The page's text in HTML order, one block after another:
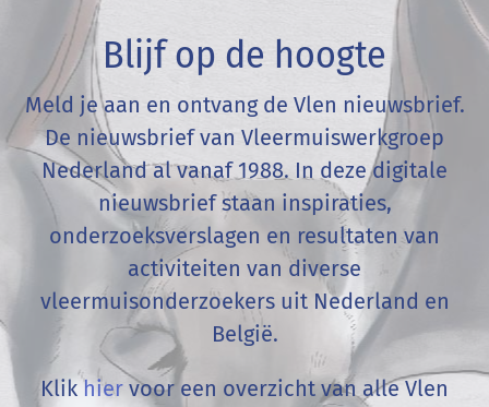
Blijf op de hoogte
Meld je aan en ontvang de Vlen nieuwsbrief.
De nieuwsbrief van Vleermuiswerkgroep
Nederland al vanaf 1988. In deze digitale
nieuwsbrief staan inspiraties,
onderzoeksverslagen en resultaten van
activiteiten van diverse
vleermuisonderzoekers uit Nederland en
België.
Klik hier voor een overzicht van alle Vlen